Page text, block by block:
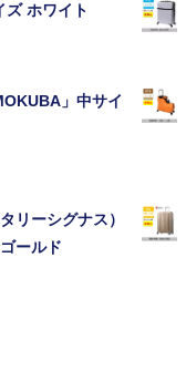
ズ ホワイト
」中サイ
リーシグナス）
ールド